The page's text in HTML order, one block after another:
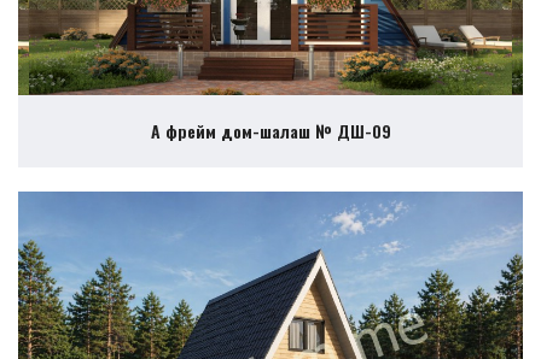
А фрейм дом-шалаш № ДШ-09